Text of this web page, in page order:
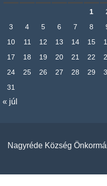
1
3
4 5 6 7 8
10
11 12 13 14 15
17
18 19 20 21 22
24
25 26 27 28 29
31
« júl
Nagyréde Község